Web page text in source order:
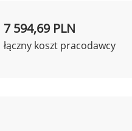
7 594,69 PLN
łączny koszt pracodawcy